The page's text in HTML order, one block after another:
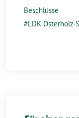
Beschlüsse
LDK Osterholz-